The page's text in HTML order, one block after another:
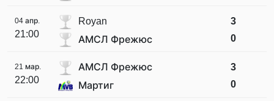
04 апр.
21:00
Royan
АМСЛ Фрежюс
3
0
21 мар.
22:00
АМСЛ Фрежюс
Мартиг
3
0